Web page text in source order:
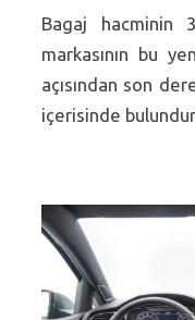
Bagaj hacminin
markasının bu
açısından son
içerisinde